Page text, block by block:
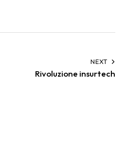
NEXT
Rivoluzione insurtech